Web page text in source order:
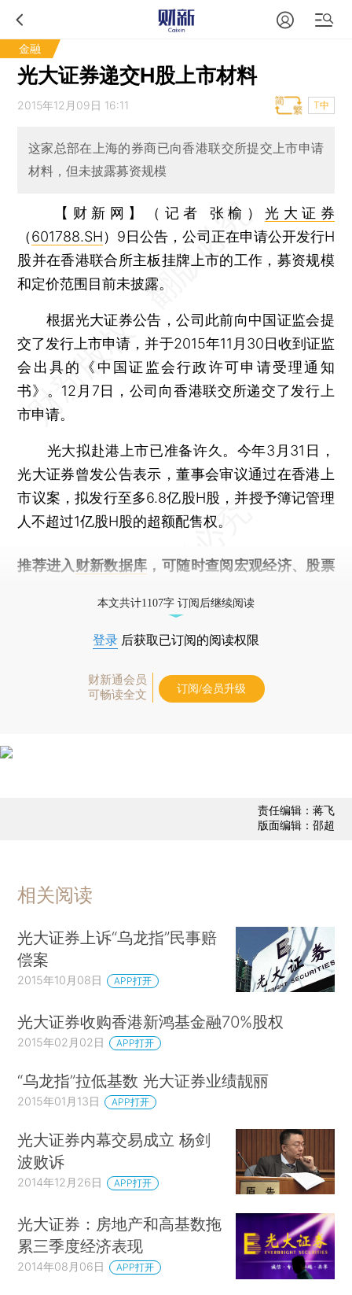
金融
光大证券递交H股上市材料
2015年12月09日 16:11 T中
这家总部在上海的券商已向香港联交所提交上市申请
材料，但未披露募资规模
【财新网】（记者 张榆）光大证券
（601788.SH）9日公告，公司正在申请公开发行H
股并在香港联合所主板挂牌上市的工作，募资规模
和定价范围目前未披露。
根据光大证券公告，公司此前向中国证监会提
交了发行上市申请，并于2015年11月30日收到证监
会出具的《中国证监会行政许可申请受理通知
书》。12月7日，公司向香港联交所递交了发行上
市申请。
光大拟赴港上市已准备许久。今年3月31日，
光大证券曾发公告表示，董事会审议通过在香港上
市议案，拟发行至多6.8亿股H股，并授予簿记管理
人不超过1亿股H股的超额配售权。
推荐进入 财新数据库 ，可随时查阅宏观经济、股票
本文共计1107字 订阅后继续阅读
登录 后获取已订阅的阅读权限
财新通会员
可畅读全文
订阅/会员升级
责任编辑：蒋飞
版面编辑：邵超
相关阅读
光大证券上诉“乌龙指”民事赔
偿案
2015年10月08日 APP打开
光大证券收购香港新鸿基金融70%股权
2015年02月02日 APP打开
“乌龙指”拉低基数 光大证券业绩靓丽
2015年01月13日 APP打开
光大证券内幕交易成立 杨剑
波败诉
2014年12月26日 APP打开
光大证券：房地产和高基数拖
累三季度经济表现
2014年08月06日 APP打开